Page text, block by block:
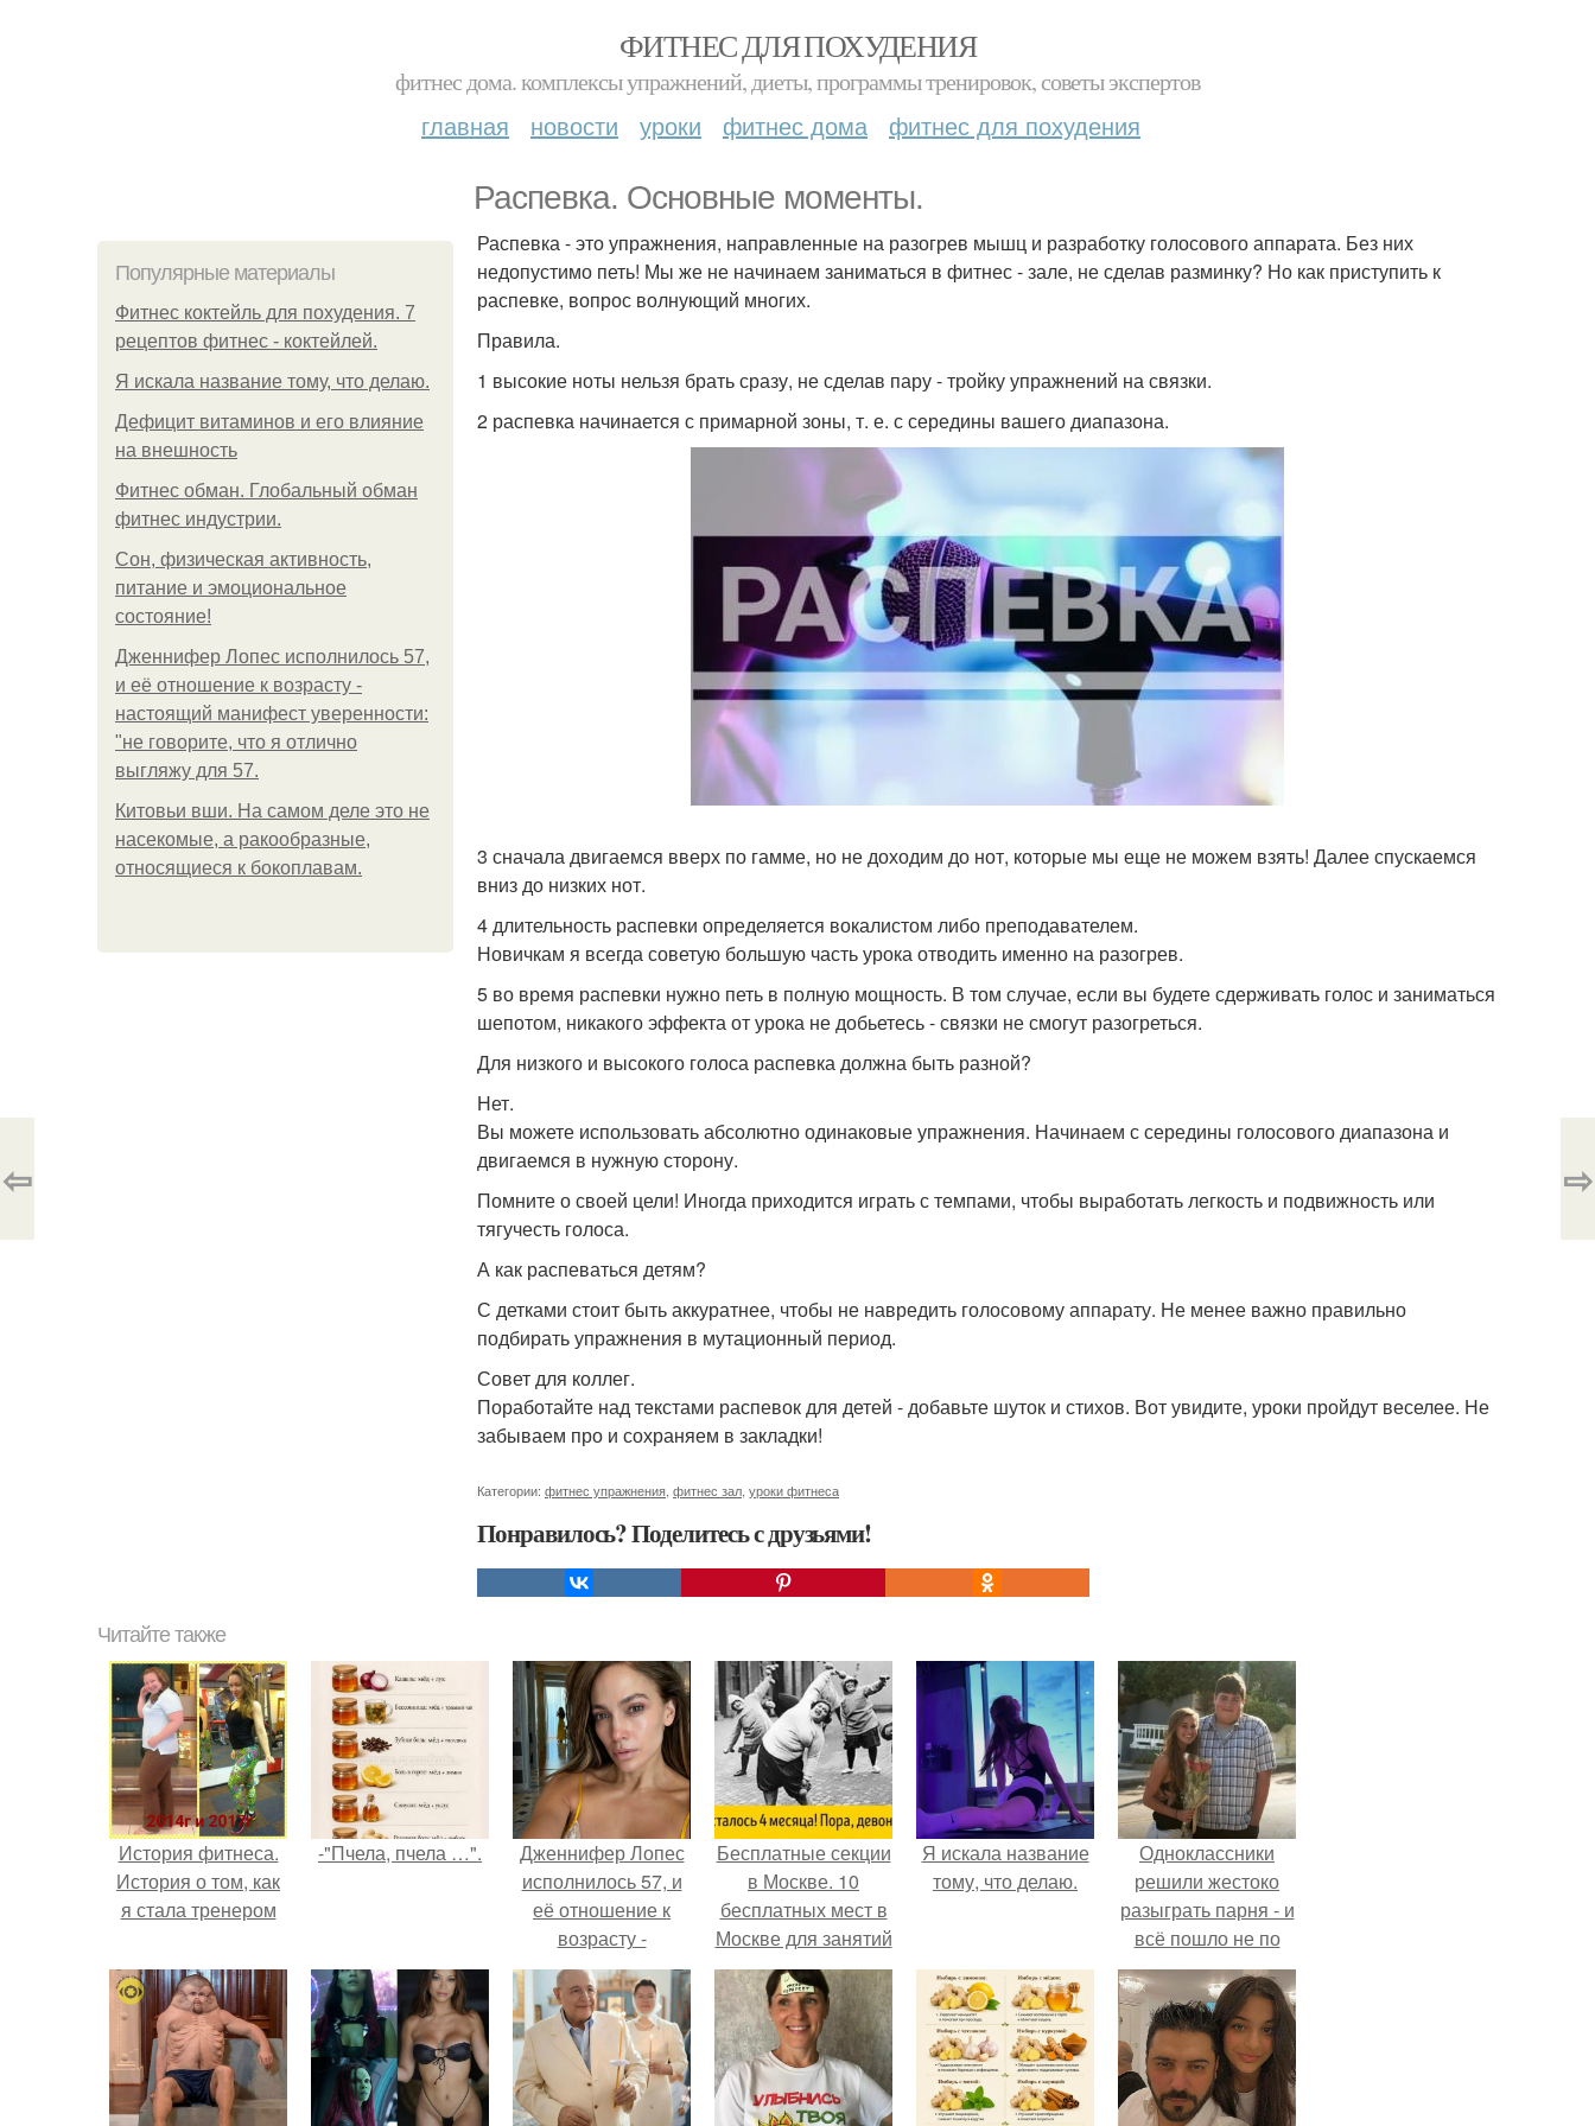
ФИТНЕС ДЛЯ ПОХУДЕНИЯ
фитнес дома. комплексы упражнений, диеты, программы тренировок, советы экспертов
главная новости уроки фитнес дома фитнес для похудения
Распевка. Основные моменты.
Популярные материалы
Фитнес коктейль для похудения. 7
рецептов фитнес - коктейлей.
Я искала название тому, что делаю.
Дефицит витаминов и его влияние
на внешность
Фитнес обман. Глобальный обман
фитнес индустрии.
Сон, физическая активность,
питание и эмоциональное
состояние!
Дженнифер Лопес исполнилось 57,
и её отношение к возрасту -
настоящий манифест уверенности:
"не говорите, что я отлично
выгляжу для 57.
Китовьи вши. На самом деле это не
насекомые, а ракообразные,
относящиеся к бокоплавам.
Распевка - это упражнения, направленные на разогрев мышц и разработку голосового аппарата. Без них
недопустимо петь! Мы же не начинаем заниматься в фитнес - зале, не сделав разминку? Но как приступить к
распевке, вопрос волнующий многих.
Правила.
1 высокие ноты нельзя брать сразу, не сделав пару - тройку упражнений на связки.
2 распевка начинается с примарной зоны, т. е. с середины вашего диапазона.
3 сначала двигаемся вверх по гамме, но не доходим до нот, которые мы еще не можем взять! Далее спускаемся
вниз до низких нот.
4 длительность распевки определяется вокалистом либо преподавателем.
Новичкам я всегда советую большую часть урока отводить именно на разогрев.
5 во время распевки нужно петь в полную мощность. В том случае, если вы будете сдерживать голос и заниматься
шепотом, никакого эффекта от урока не добьетесь - связки не смогут разогреться.
Для низкого и высокого голоса распевка должна быть разной?
Нет.
Вы можете использовать абсолютно одинаковые упражнения. Начинаем с середины голосового диапазона и
двигаемся в нужную сторону.
Помните о своей цели! Иногда приходится играть с темпами, чтобы выработать легкость и подвижность или
тягучесть голоса.
А как распеваться детям?
С детками стоит быть аккуратнее, чтобы не навредить голосовому аппарату. Не менее важно правильно
подбирать упражнения в мутационный период.
Совет для коллег.
Поработайте над текстами распевок для детей - добавьте шуток и стихов. Вот увидите, уроки пройдут веселее. Не
забываем про и сохраняем в закладки!
Категории: фитнес упражнения фитнес зал уроки фитнеса
Понравилось? Поделитесь с друзьями!
⇦ ⇨
Читайте также
История фитнеса.
История о том, как
я стала тренером
-"Пчела, пчела …".
Дженнифер Лопес
исполнилось 57, и
её отношение к
возрасту -
настоящий
манифест
уверенности: "не
говорите, что я
отлично выгляжу
для 57.
Бесплатные секции
в Москве. 10
бесплатных мест в
Москве для занятий
спортом.
Я искала название
тому, что делаю.
Одноклассники
решили жестоко
разыграть парня - и
всё пошло не по
плану.